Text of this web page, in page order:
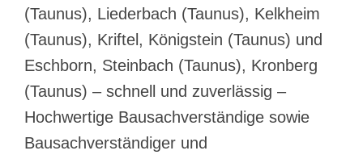
(Taunus), Liederbach (Taunus), Kelkheim
(Taunus), Kriftel, Königstein (Taunus) und
Eschborn, Steinbach (Taunus), Kronberg
(Taunus) – schnell und zuverlässig –
Hochwertige Bausachverständige sowie
Bausachverständiger und